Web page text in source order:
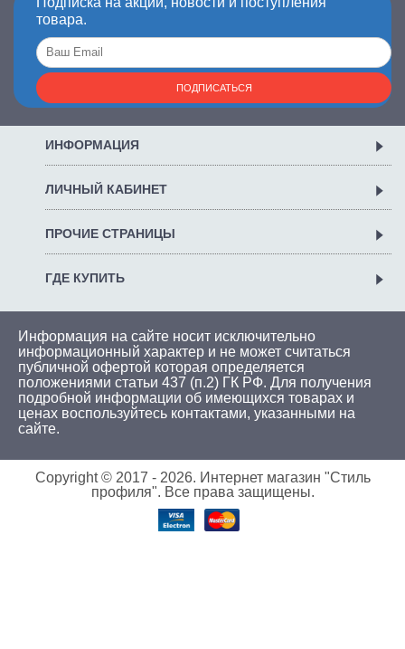
товара.
ПОДПИСАТЬСЯ
ИНФОРМАЦИЯ
ЛИЧНЫЙ КАБИНЕТ
ПРОЧИЕ СТРАНИЦЫ
ГДЕ КУПИТЬ
Информация на сайте носит исключительно
информационный характер и не может считаться
публичной офертой которая определяется
положениями статьи 437 (п.2) ГК РФ. Для получения
подробной информации об имеющихся товарах и
ценах воспользуйтесь контактами, указанными на
сайте.
Copyright © 2017 - 2026. Интернет магазин "Стиль
профиля". Все права защищены.